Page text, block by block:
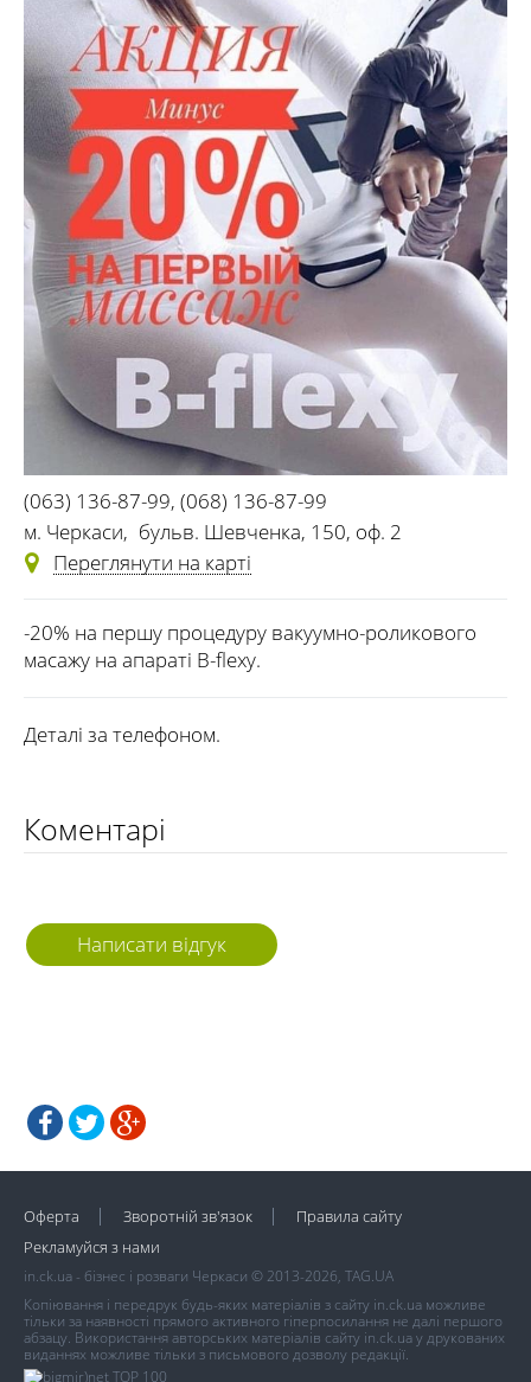
(063) 136-87-99, (068) 136-87-99
м. Черкаси, бульв. Шевченка, 150, оф. 2
Переглянути на карті
-20% на першу процедуру вакуумно-роликового
масажу на апараті B-flexy.
Деталі за телефоном.
Коментарі
Написати відгук
Оферта Зворотній зв'язок
Правила сайту
Рекламуйся з нами
in.ck.ua - бізнес і розваги Черкаси © 2013-2026, TAG.UA
Копіювання і передрук будь-яких матеріалів з сайту in.ck.ua можливе
тільки за наявності прямого активного гіперпосилання не далі першого
абзацу. Використання авторських матеріалів сайту in.ck.ua у друкованих
виданнях можливе тільки з письмового дозволу редакції.